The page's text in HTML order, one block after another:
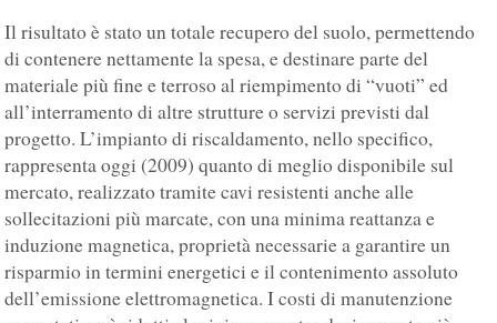
Il risultato è stato un totale recupero del suolo, permettendo
di contenere nettamente la spesa, e destinare parte del
materiale più fine e terroso al riempimento di “vuoti” ed
all’interramento di altre strutture o servizi previsti dal
progetto. L’impianto di riscaldamento, nello specifico,
rappresenta oggi (2009) quanto di meglio disponibile sul
mercato, realizzato tramite cavi resistenti anche alle
sollecitazioni più marcate, con una minima reattanza e
induzione magnetica, proprietà necessarie a garantire un
risparmio in termini energetici e il contenimento assoluto
dell’emissione elettromagnetica. I costi di manutenzione